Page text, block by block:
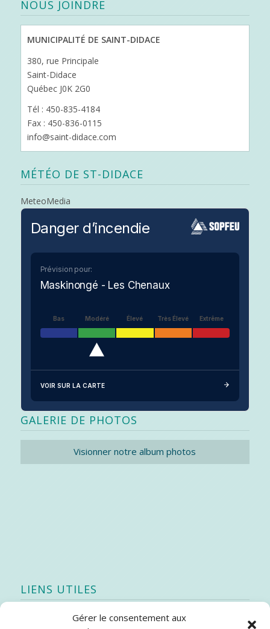
Gérer le consentement aux
NOUS JOINDRE
MUNICIPALITÉ DE SAINT-DIDACE
380, rue Principale
Saint-Didace
Québec J0K 2G0
Tél : 450-835-4184
Fax : 450-836-0115
info@saint-didace.com
MÉTÉO DE ST-DIDACE
MeteoMedia
Danger d’incendie
Prévision pour:
Maskinongé - Les Chenaux
Bas Modéré Élevé Très Élevé Extrême
VOIR SUR LA CARTE
GALERIE DE PHOTOS
Visionner notre album photos
LIENS UTILES
Quoi de neuf